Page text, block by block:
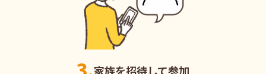
家族を招待して参加